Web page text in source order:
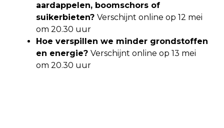
aardappelen, boomschors of
suikerbieten? Verschijnt online op 12 mei
om 20.30 uur
Hoe verspillen we minder grondstoffen
en energie? Verschijnt online op 13 mei
om 20.30 uur